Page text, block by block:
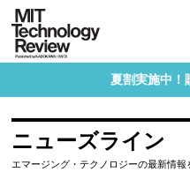
夏割実施中！
ニューズライン
エマージング・テクノロジーの最新情報